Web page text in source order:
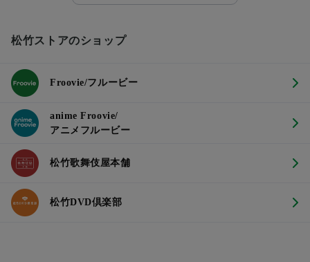
松竹ストアのショップ
Froovie/フルービー
anime Froovie/
アニメフルービー
松竹歌舞伎屋本舗
松竹DVD倶楽部